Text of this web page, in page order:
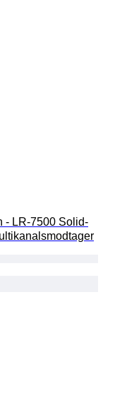
- LR-7500 Solid-